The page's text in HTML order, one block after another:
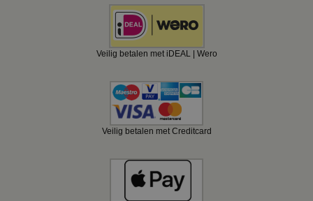
Veilig betalen met iDEAL | Wero
Veilig betalen met Creditcard